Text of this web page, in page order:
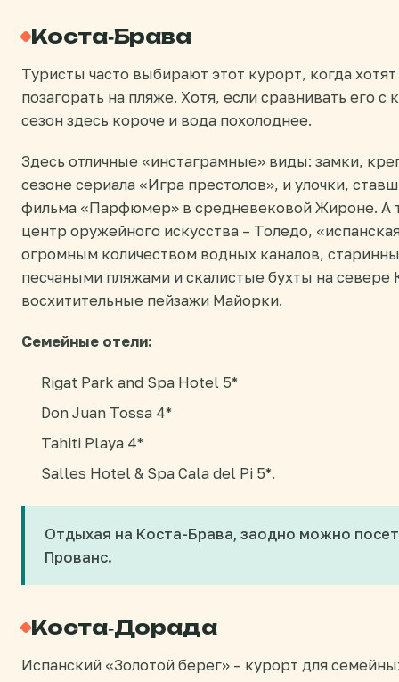
Коста-Брава
Туристы часто выбирают этот курорт, когда
позагорать на пляже. Хотя, если сравнивать его
сезон здесь короче и вода похолоднее.
Здесь отличные «инстаграмные» виды: замки,
сезоне сериала «Игра престолов», и улочки,
фильма «Парфюмер» в средневековой Жироне. А
центр оружейного искусства – Толедо,
огромным количеством водных каналов,
песчаными пляжами и скалистые бухты на
восхитительные пейзажи Майорки.
Семейные отели:
Rigat Park and Spa Hotel 5*
Don Juan Tossa 4*
Tahiti Playa 4*
Salles Hotel & Spa Cala del Pi 5*.
Отдыхая на Коста-Брава, заодно можно
Прованс.
Коста-Дорада
Испанский «Золотой берег» – курорт для